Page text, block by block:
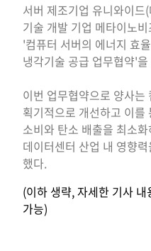
서버 제조기업 유니와이
기술 개발 기업 메타이노
'컴퓨터 서버의 에너지 효
냉각기술 공급 업무협약'
이번 업무협약으로 양사
획기적으로 개선하고 이를
소비와 탄소 배출을 최소
데이터센터 산업 내 영향
했다.
(이하 생략, 자세한 기사
가능)